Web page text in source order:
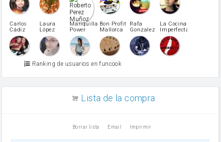
pimiento rojo
Pimentón
pimiento verde
miel
vino blanco
Azúcar glass
Azúcar moreno
Zumo de limón
arroz
Carlos
Cádiz
Laura
López
Martínez
Mariquilla
Power
Bon Profit
Mallorca
Rafa
Gonzalez
La Cocina
Imperfecta
Ranking de usuarios en funcook
Lista de la compra
Borrar lista Email Imprimir